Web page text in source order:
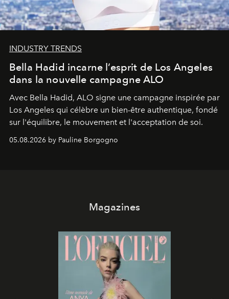
INDUSTRY TRENDS
Bella Hadid incarne l’esprit de Los Angeles
dans la nouvelle campagne ALO
Avec Bella Hadid, ALO signe une campagne inspirée par
Los Angeles qui célèbre un bien-être authentique, fondé
sur l'équilibre, le mouvement et l'acceptation de soi.
05.08.2026 by Pauline Borgogno
Magazines